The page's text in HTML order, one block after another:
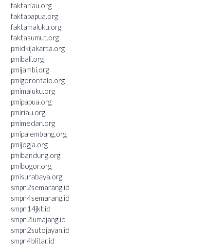
faktariau.org
faktapapua.org
faktamaluku.org
faktasumut.org
pmidkijakarta.org
pmibali.org
pmijambi.org
pmigorontalo.org
pmimaluku.org
pmipapua.org
pmiriau.org
pmimedan.org
pmipalembang.org
pmijogja.org
pmibandung.org
pmibogor.org
pmisurabaya.org
smpn2semarang.id
smpn4semarang.id
smpn14jkt.id
smpn2lumajang.id
smpn2sutojayan.id
smpn4blitar.id